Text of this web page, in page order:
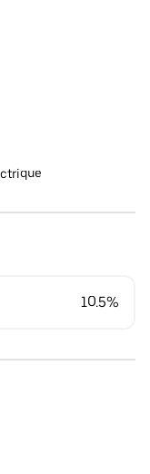
10.5%